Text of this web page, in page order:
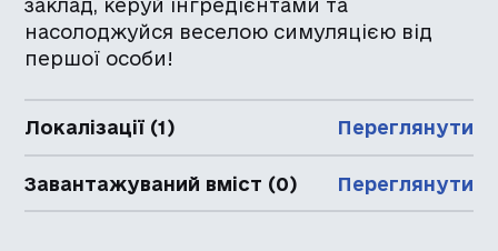
заклад, керуй інгредієнтами та
насолоджуйся веселою симуляцією від
першої особи!
Локалізації (1) Переглянути
Завантажуваний вміст (0) Переглянути